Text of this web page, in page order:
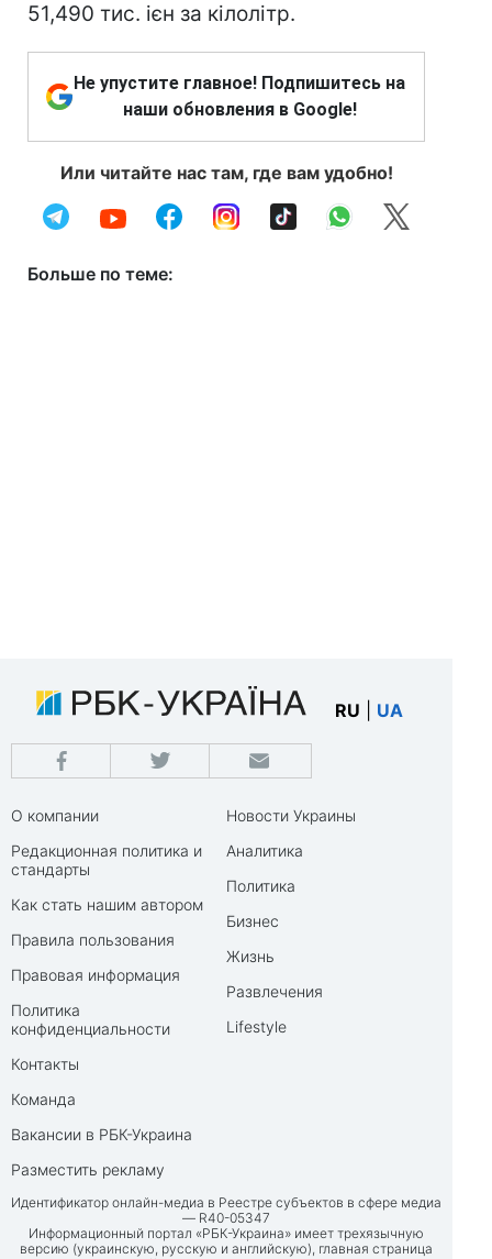
51,490 тис. ієн за кілолітр.
Не упустите главное! Подпишитесь на
наши обновления в Google!
Или читайте нас там, где вам удобно!
Больше по теме:
RU UA
О компании
Редакционная политика и
стандарты
Как стать нашим автором
Правила пользования
Правовая информация
Политика
конфиденциальности
Контакты
Команда
Вакансии в РБК-Украина
Разместить рекламу
Новости Украины
Аналитика
Политика
Бизнес
Жизнь
Развлечения
Lifestyle
Идентификатор онлайн-медиа в Реестре субъектов в сфере медиа
— R40-05347
Информационный портал «РБК-Украина» имеет трехязычную
версию (украинскую, русскую и английскую), главная страница